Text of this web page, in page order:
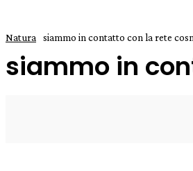
Natura siammo in contatto con la rete
siammo in